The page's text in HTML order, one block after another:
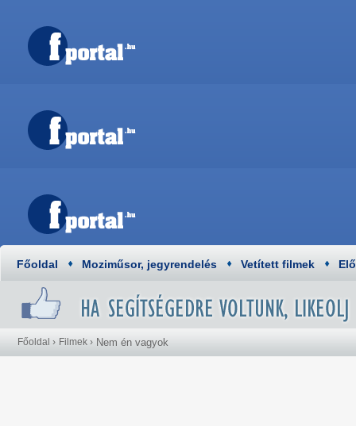
Főoldal Moziműsor, jegyrendelés Vetített filmek
Főoldal › Filmek › Nem én vagyok